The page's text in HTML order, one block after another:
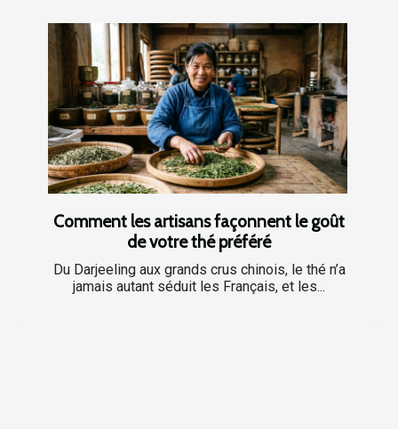
Comment les artisans façonnent le goût
de votre thé préféré
Du Darjeeling aux grands crus chinois, le thé n’a
jamais autant séduit les Français, et les...